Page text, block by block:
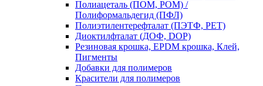
Полиацеталь (ПОМ, POM) /
Полиформальдегид (ПФЛ)
Полиэтилентерефталат (ПЭТФ, PET)
Диоктилфталат (ДОФ, DOP)
Резиновая крошка, EPDM крошка, Клей,
Пигменты
Добавки для полимеров
Красители для полимеров